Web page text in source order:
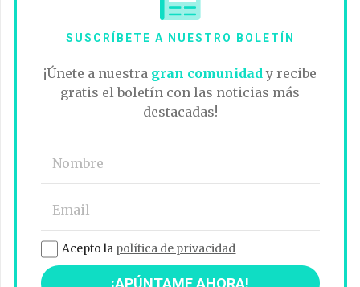
SUSCRÍBETE A NUESTRO BOLETÍN
¡Únete a nuestra gran comunidady recibe
gratis el boletín con las noticias más
destacadas!
Acepto la política de privacidad